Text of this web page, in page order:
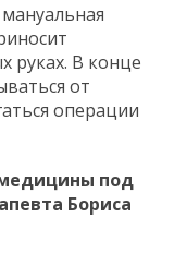
руках. В конце
от
операции
под
Бориса